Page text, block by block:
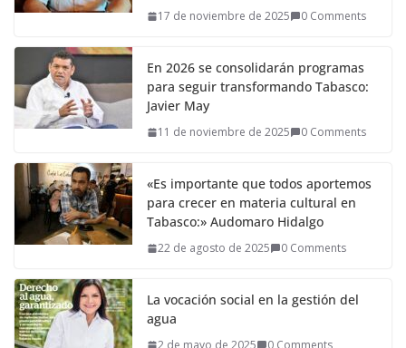
17 de noviembre de 2025 0 Comments
En 2026 se consolidarán programas
para seguir transformando Tabasco:
Javier May
11 de noviembre de 2025 0 Comments
«Es importante que todos aportemos
para crecer en materia cultural en
Tabasco:» Audomaro Hidalgo
22 de agosto de 2025 0 Comments
La vocación social en la gestión del
agua